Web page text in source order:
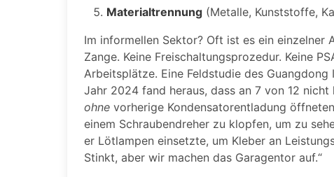
Materialtrennung (Metalle, Kunststoffe,
Im informellen Sektor? Oft ist es ein einzelner
Zange. Keine Freischaltungsprozedur. Keine
Arbeitsplätze. Eine Feldstudie des
Jahr 2024 fand heraus, dass an 7 von 12
ohne vorherige Kondensatorentladung
einem Schraubendreher zu klopfen, um zu
er Lötlampen einsetzte, um Kleber an
Stinkt, aber wir machen das Garagentor auf.“